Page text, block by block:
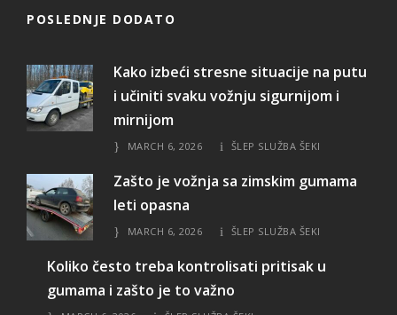
POSLEDNJE DODATO
Kako izbeći stresne situacije na putu
i učiniti svaku vožnju sigurnijom i
mirnijom
MARCH 6, 2026 ŠLEP SLUŽBA ŠEKI
Zašto je vožnja sa zimskim gumama
leti opasna
MARCH 6, 2026 ŠLEP SLUŽBA ŠEKI
Koliko često treba kontrolisati pritisak u
gumama i zašto je to važno